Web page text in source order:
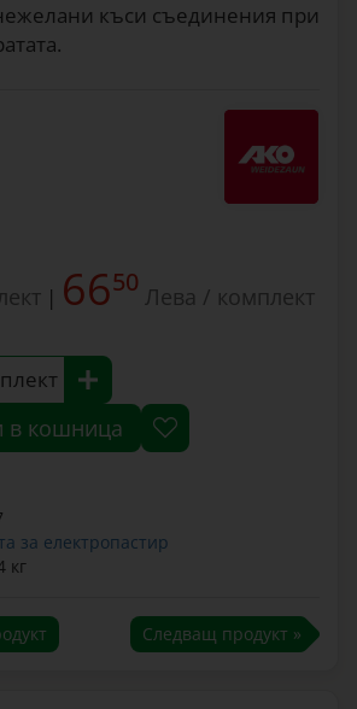
къси съединения при
| 6650 Лева / комплект
в кошница
за електропастир
кг
Следващ продукт »